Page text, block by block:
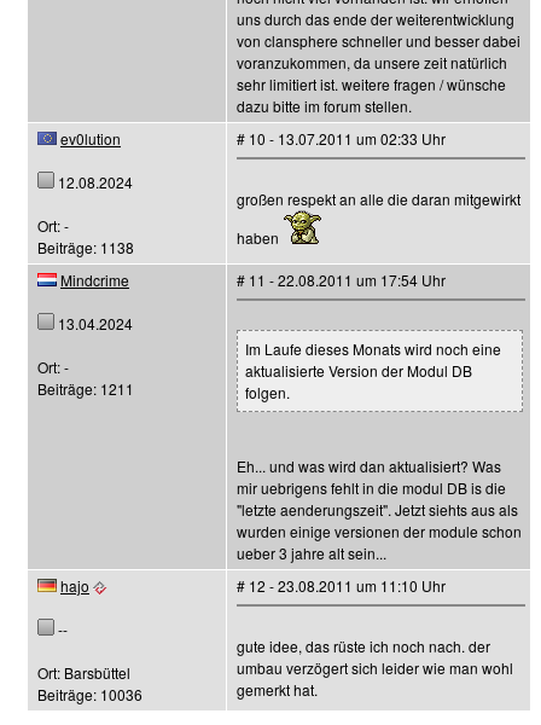
uns durch das ende der weiterentwicklung
von clansphere schneller und besser dabei
voranzukommen, da unsere zeit natürlich
sehr limitiert ist. weitere fragen / wünsche
dazu bitte im forum stellen.
ev0lution
12.08.2024
Ort: -
Beiträge: 1138
# 10 - 13.07.2011 um 02:33 Uhr
großen respekt an alle die daran mitgewirkt
haben
Mindcrime
13.04.2024
Ort: -
Beiträge: 1211
# 11 - 22.08.2011 um 17:54 Uhr
Im Laufe dieses Monats wird noch eine
aktualisierte Version der Modul DB
folgen.
Eh... und was wird dan aktualisiert? Was
mir uebrigens fehlt in die modul DB is die
"letzte aenderungszeit". Jetzt siehts aus als
wurden einige versionen der module schon
ueber 3 jahre alt sein...
hajo
--
Ort: Barsbüttel
Beiträge: 10036
# 12 - 23.08.2011 um 11:10 Uhr
gute idee, das rüste ich noch nach. der
umbau verzögert sich leider wie man wohl
gemerkt hat.